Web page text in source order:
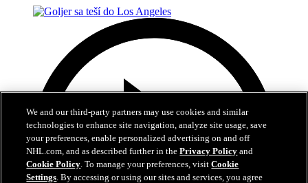
We and our third-party partners may use cookies and similar
technologies to enhance site navigation, analyze site usage, save
your preferences, enable personalized advertising on and off
NHL.com, and as described further in thePrivacy Policy and
Cookie Policy. To manage your preferences, visitCookie
Settings. By accessing or using our sites and services, you agree